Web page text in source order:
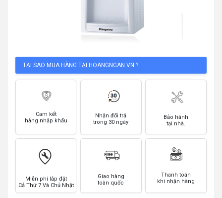
TẠI SAO MUA HÀNG TẠI HOANGNGAN.VN ?
Cam kết
hàng nhập khẩu
Nhận đổi trả
trong 30 ngày
Bảo hành
tại nhà.
Miễn phí lắp đặt
Cả Thứ 7 Và Chủ Nhật
Giao hàng
toàn quốc
Thanh toán
khi nhận hàng